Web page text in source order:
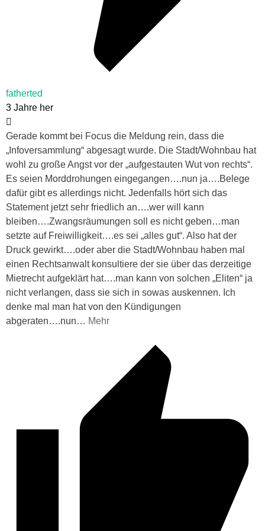
fatherted
3 Jahre her
Gerade kommt bei Focus die Meldung rein, dass die
„Infoversammlung“ abgesagt wurde. Die Stadt/Wohnbau hat
wohl zu große Angst vor der „aufgestauten Wut von rechts“.
Es seien Morddrohungen eingegangen….nun ja….Belege
dafür gibt es allerdings nicht. Jedenfalls hört sich das
Statement jetzt sehr friedlich an….wer will kann
bleiben….Zwangsräumungen soll es nicht geben…man
setzte auf Freiwilligkeit….es sei „alles gut“. Also hat der
Druck gewirkt….oder aber die Stadt/Wohnbau haben mal
einen Rechtsanwalt konsultiere der sie über das derzeitige
Mietrecht aufgeklärt hat….man kann von solchen „Eliten“ ja
nicht verlangen, dass sie sich in sowas auskennen. Ich
denke mal man hat von den Kündigungen
abgeraten….nun… Mehr